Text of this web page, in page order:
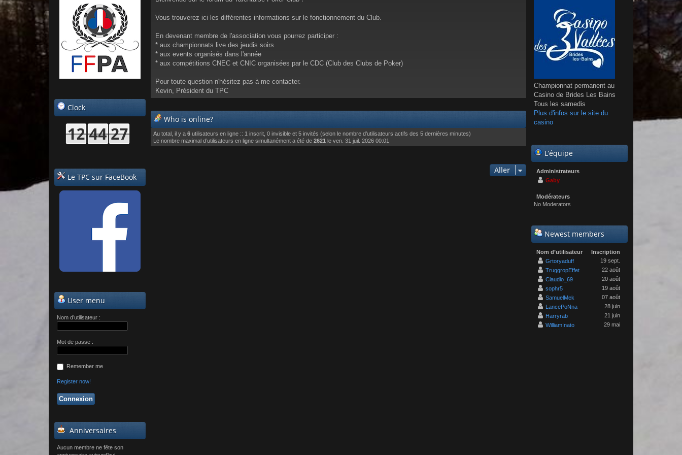
Vous trouverez ici les différentes informations sur le fonctionnement du Club.
En devenant membre de l'association vous pourrez participer :
* aux championnats live des jeudis soirs
* aux events organisés dans l'année
* aux compétitions CNEC et CNIC organisées par le CDC (Club des Clubs de Poker)
Pour toute question n'hésitez pas à me contacter.
Kevin, Président du TPC
Who is online?
Au total, il y a 6 utilisateurs en ligne :: 1 inscrit, 0 invisible et 5 invités (selon le nombre d’utilisateurs actifs des 5 dernières minutes)
Le nombre maximal d’utilisateurs en ligne simultanément a été de 2621 le ven. 31 juil. 2026 00:01
Aller
Clock
Le TPC sur FaceBook
User menu
Nom d’utilisateur :
Mot de passe :
Remember me
Register now!
Anniversaires
Aucun membre ne fête son
Championnat permanent au
Casino de Brides Les Bains
Tous les samedis
Plus d'infos sur le site du
casino
L’équipe
Administrateurs
Gaby
Modérateurs
No Moderators
Newest members
Nom d’utilisateur
Inscription
Grtoryaduff
19 sept.
TruggropEffet
22 août
Claudio_69
20 août
sophr5
19 août
SamuelMek
07 août
LancePoNna
28 juin
Harryrab
21 juin
WilliamInato
29 mai